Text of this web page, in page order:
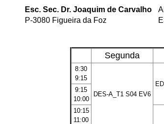
Esc. Sec. Dr. Joaquim de Carvalho
P-3080 Figueira da Foz
Segunda
8:30
9:15
DES-A_T1 S04 EV6
9:15
10:00
10:15
11:00